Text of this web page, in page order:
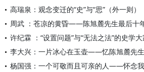
高瑞泉：观念变迁的“史”与“思”（外一则）
周武 ：苍凉的黄昏——陈旭麓先生最后十
许纪霖 ：“设置问题”与“无法之法”的史学大
李大兴：一片冰心在玉壶——忆陈旭麓先生
杨国强：一个可敬而且可亲的人——怀念